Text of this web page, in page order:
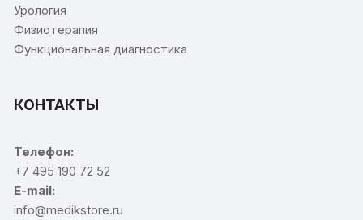
Урология
Физиотерапия
Функциональная диагностика
КОНТАКТЫ
Телефон:
+7 495 190 72 52
E-mail:
info@medikstore.ru